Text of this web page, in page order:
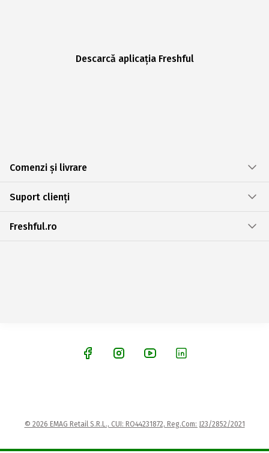
Descarcă aplicația Freshful
Comenzi și livrare
Suport clienți
Freshful.ro
© 2026 EMAG Retail S.R.L., CUI: RO44231872, Reg.Com: J23/2852/2021